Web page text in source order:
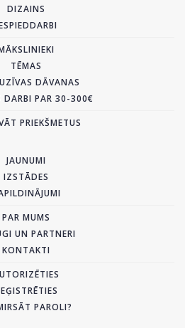
DIZAINS
TĒMAS
DĀVANAS
DARBI PAR 30-300€
PRIEKŠMETUS
JAUNUMI
IZSTĀDES
PAR MUMS
UN PARTNERI
KONTAKTI
PAROLI?